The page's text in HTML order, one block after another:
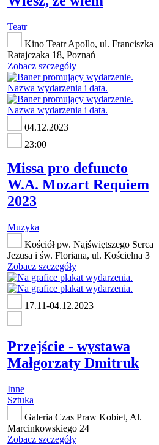
Teatr
Kino Teatr Apollo, ul. Franciszka
Ratajczaka 18, Poznań
Zobacz szczegóły
04.12.2023
23:00
Missa pro defuncto
W.A. Mozart Requiem
2023
Muzyka
Kościół pw. Najświętszego Serca
Jezusa i św. Floriana, ul. Kościelna 3
Zobacz szczegóły
17.11-04.12.2023
Przejście - wystawa
Małgorzaty Dmitruk
Inne
Sztuka
Galeria Czas Praw Kobiet, Al.
Marcinkowskiego 24
Zobacz szczegóły